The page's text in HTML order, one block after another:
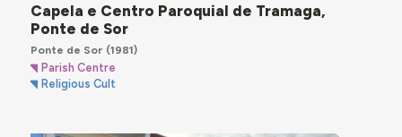
Capela e Centro Paroquial de Tramaga,
Ponte de Sor
Ponte de Sor (1981)
Parish Centre
Religious Cult